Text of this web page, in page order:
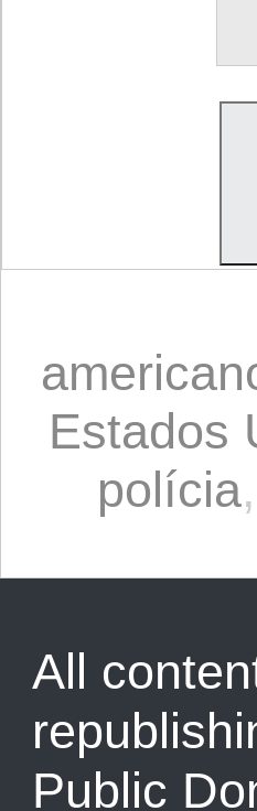
Estados
polícia,
All
Public